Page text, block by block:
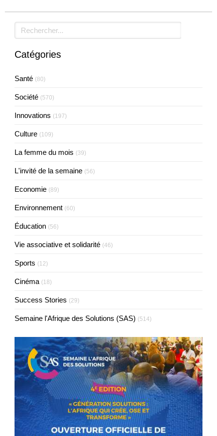
Rechercher
Catégories
Santé (80)
Société (570)
Innovations (197)
Culture (109)
La femme du mois (39)
L'invité de la semaine (56)
Economie (89)
Environnement (60)
Éducation (56)
Vie associative et solidarité (46)
Sports (12)
Cinéma (18)
Success Stories (29)
Semaine l'Afrique des Solutions (SAS) (514)